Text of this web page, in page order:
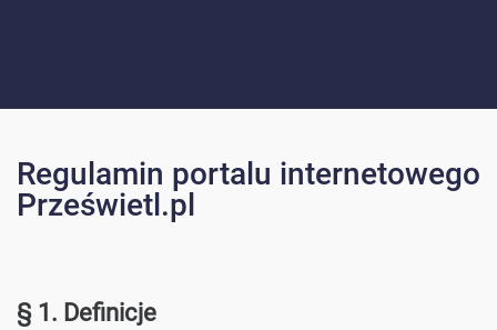
Regulamin portalu internetowego
Prześwietl.pl
§ 1. Definicje